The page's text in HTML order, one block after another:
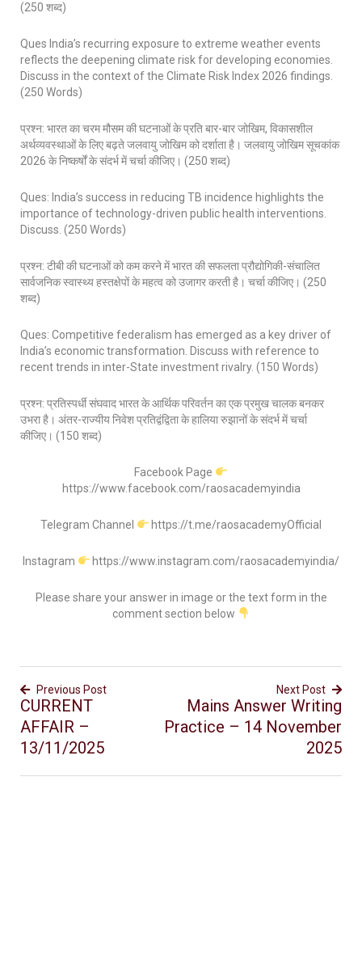
(250 शब्द)
Ques India’s recurring exposure to extreme weather events
reflects the deepening climate risk for developing economies.
Discuss in the context of the Climate Risk Index 2026 findings.
(250 Words)
प्रश्न: भारत का चरम मौसम की घटनाओं के प्रति बार-बार जोखिम, विकासशील
अर्थव्यवस्थाओं के लिए बढ़ते जलवायु जोखिम को दर्शाता है। जलवायु जोखिम सूचकांक
2026 के निष्कर्षों के संदर्भ में चर्चा कीजिए। (250 शब्द)
Ques: India’s success in reducing TB incidence highlights the
importance of technology-driven public health interventions.
Discuss. (250 Words)
प्रश्न: टीबी की घटनाओं को कम करने में भारत की सफलता प्रौद्योगिकी-संचालित
सार्वजनिक स्वास्थ्य हस्तक्षेपों के महत्व को उजागर करती है। चर्चा कीजिए। (250
शब्द)
Ques: Competitive federalism has emerged as a key driver of
India’s economic transformation. Discuss with reference to
recent trends in inter-State investment rivalry. (150 Words)
प्रश्न: प्रतिस्पर्धी संघवाद भारत के आर्थिक परिवर्तन का एक प्रमुख चालक बनकर
उभरा है। अंतर-राज्यीय निवेश प्रतिद्वंद्विता के हालिया रुझानों के संदर्भ में चर्चा
कीजिए। (150 शब्द)
Facebook Page
https://www.facebook.com/raosacademyindia
Telegram Channel https://t.me/raosacademyOfficial
Instagram https://www.instagram.com/raosacademyindia/
Please share your answer in image or the text form in the
comment section below
Previous Post
CURRENT
AFFAIR –
13/11/2025
Next Post
Mains Answer Writing
Practice – 14 November
2025